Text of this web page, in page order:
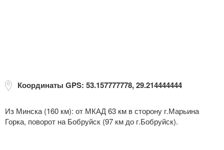
Координаты GPS: 53.157777778, 29.214444444
Из Минска (160 км): от МКАД 63 км в сторону г.Марьина
Горка, поворот на Бобруйск (97 км до г.Бобруйск).